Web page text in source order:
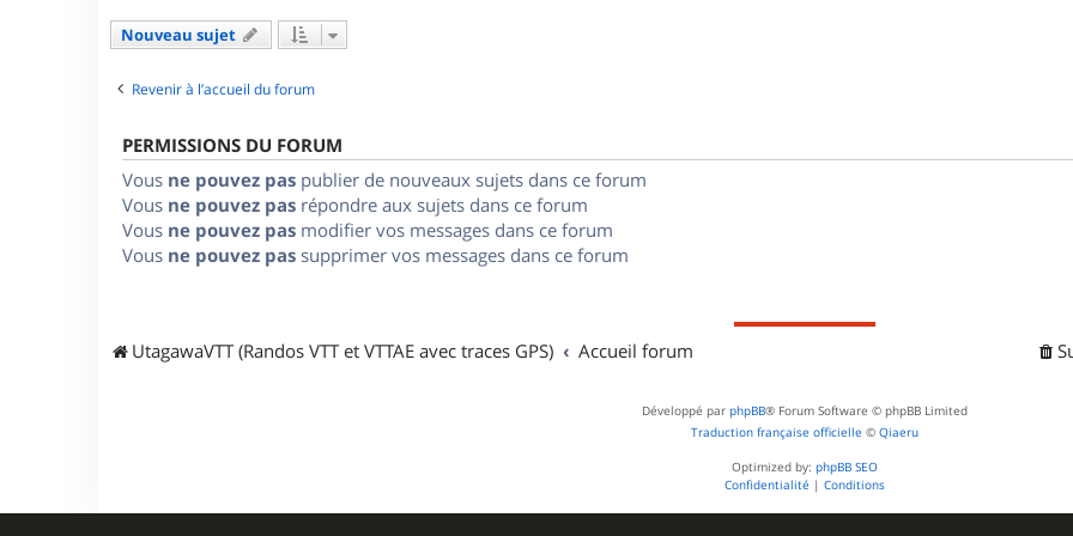
e
Nouveau sujet
Revenir à l’accueil du forum
PERMISSIONS DU FORUM
Vous ne pouvez pas publier de nouveaux sujets dans ce forum
Vous ne pouvez pas répondre aux sujets dans ce forum
Vous ne pouvez pas modifier vos messages dans ce forum
Vous ne pouvez pas supprimer vos messages dans ce forum
UtagawaVTT (Randos VTT et VTTAE avec traces GPS) Accueil forum
Développé par phpBB® Forum Software © phpBB Limited
Traduction française officielle © Qiaeru
Optimized by: phpBB SEO
Confidentialité | Conditions